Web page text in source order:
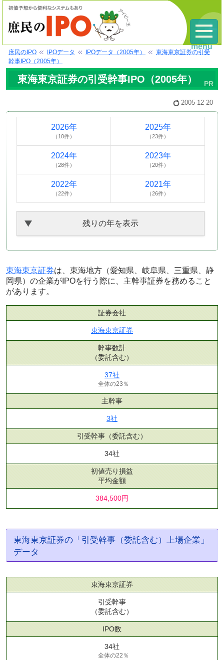
庶民のIPO IPOデータ IPOデータ（2005年）
東海東京証券の引受
幹事IPO（2005年）
東海東京証券の引受幹事IPO（2005年）
2005-12-20
2026年
（10件）
2025年
（23件）
2024年
（28件）
2023年
（20件）
2022年
（22件）
2021年
（26件）
残りの年を表示
東海東京証券は、東海地方（愛知県、岐阜県、三重県、静
岡県）の企業がIPOを行う際に、主幹事証券を務めること
があります。
証券会社
東海東京証券
幹事数計
（委託含む）
37社
全体の23％
主幹事
3社
引受幹事 （委託含む）
34社
初値売り損益
平均金額
384,500円
東海東京証券の「引受幹事（委託含む）上場企業」
データ
東海東京証券
引受幹事
（委託含む）
IPO数
34社
全体の22％
menu